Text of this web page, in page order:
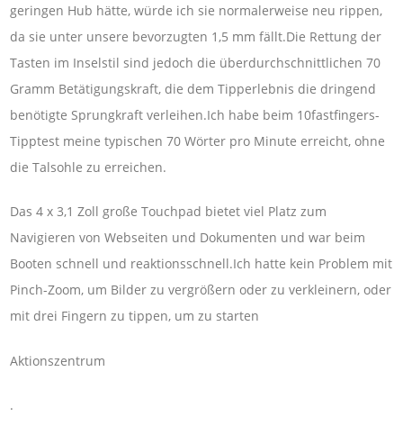
geringen Hub hätte, würde ich sie normalerweise neu rippen,
da sie unter unsere bevorzugten 1,5 mm fällt.Die Rettung der
Tasten im Inselstil sind jedoch die überdurchschnittlichen 70
Gramm Betätigungskraft, die dem Tipperlebnis die dringend
benötigte Sprungkraft verleihen.Ich habe beim 10fastfingers-
Tipptest meine typischen 70 Wörter pro Minute erreicht, ohne
die Talsohle zu erreichen.
Das 4 x 3,1 Zoll große Touchpad bietet viel Platz zum
Navigieren von Webseiten und Dokumenten und war beim
Booten schnell und reaktionsschnell.Ich hatte kein Problem mit
Pinch-Zoom, um Bilder zu vergrößern oder zu verkleinern, oder
mit drei Fingern zu tippen, um zu starten
Aktionszentrum
.